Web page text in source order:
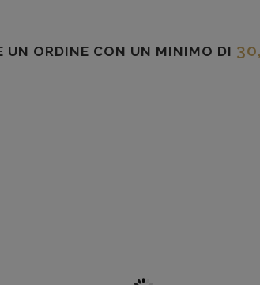
UN ORDINE CON UN MINIMO DI